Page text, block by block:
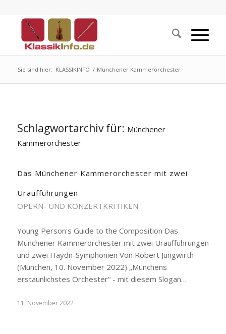
Sie sind hier: KLASSIKINFO / Münchener Kammerorchester
Schlagwortarchiv für: Münchener
Kammerorchester
Das Münchener Kammerorchester mit zwei
Uraufführungen
OPERN- UND KONZERTKRITIKEN
Young Person's Guide to the Composition Das
Münchener Kammerorchester mit zwei Uraufführungen
und zwei Haydn-Symphonien Von Robert Jungwirth
(München, 10. November 2022) „Münchens
erstaunlichstes Orchester“ - mit diesem Slogan…
11. November 2022